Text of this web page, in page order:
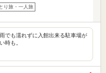
り旅・一人旅
でも濡れずに入館出来る駐車場が
時も。